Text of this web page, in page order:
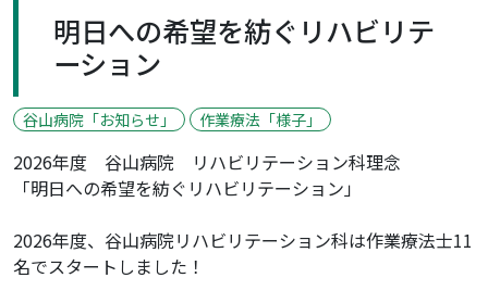
明日への希望を紡ぐリハビリテ
ーション
谷山病院「お知らせ」 作業療法「様子」
2026年度 谷山病院 リハビリテーション科理念
「明日への希望を紡ぐリハビリテーション」
2026年度、谷山病院リハビリテーション科は作業療法士11
名でスタートしました！